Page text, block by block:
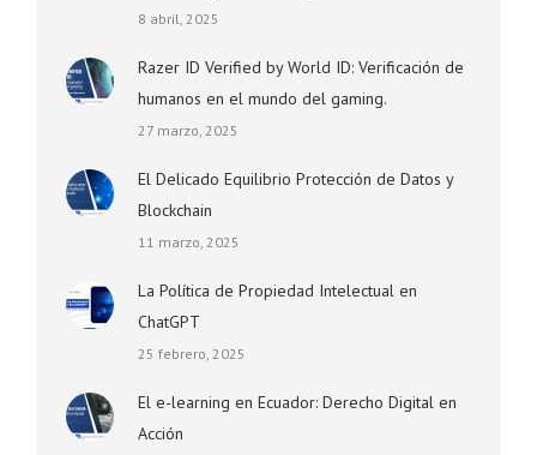
8 abril, 2025
Razer ID Verified by World ID: Verificación de
humanos en el mundo del gaming.
27 marzo, 2025
El Delicado Equilibrio Protección de Datos y
Blockchain
11 marzo, 2025
La Política de Propiedad Intelectual en
ChatGPT
25 febrero, 2025
El e-learning en Ecuador: Derecho Digital en
Acción